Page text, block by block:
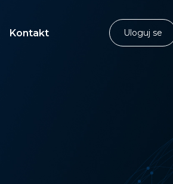
Kontakt Uloguj se